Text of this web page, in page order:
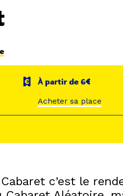
À partir de 6€
Acheter sa place
c’est le